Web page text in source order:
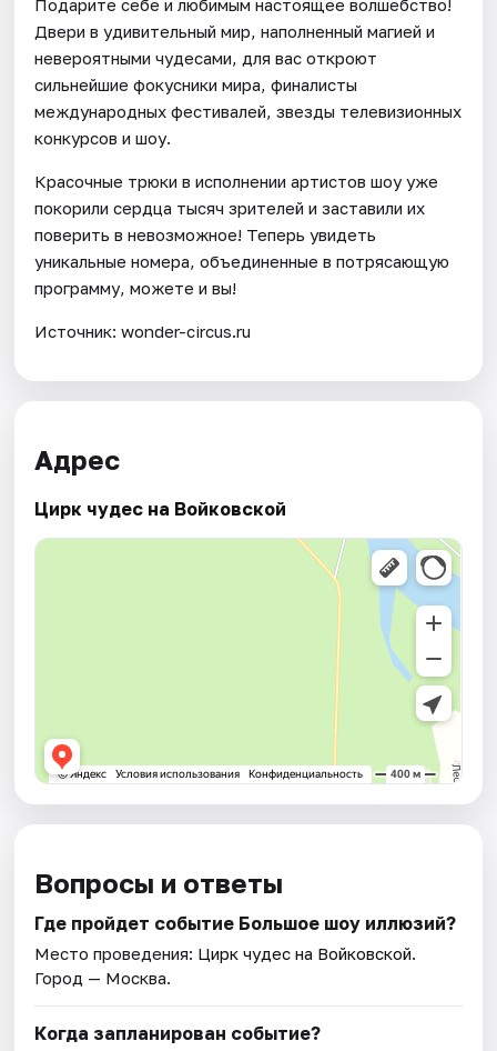
Подарите себе и любимым настоящее волшебство!
Двери в удивительный мир, наполненный магией и
невероятными чудесами, для вас откроют
сильнейшие фокусники мира, финалисты
международных фестивалей, звезды телевизионных
конкурсов и шоу.
Красочные трюки в исполнении артистов шоу уже
покорили сердца тысяч зрителей и заставили их
поверить в невозможное! Теперь увидеть
уникальные номера, объединенные в потрясающую
программу, можете и вы!
Источник: wonder-circus.ru
Адрес
Цирк чудес на Войковской
Вопросы и ответы
Где пройдет событие Большое шоу иллюзий?
Место проведения: Цирк чудес на Войковской.
Город — Москва.
Когда запланирован событие?